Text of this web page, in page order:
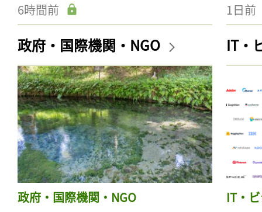
6時間前 1日前
政府・国際機関・NGO
政府・国際機関・NGO
IT・
IT・